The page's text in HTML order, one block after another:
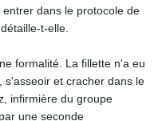
dans le protocole de
t-elle.
formalité. La fillette n'a eu
s'asseoir et cracher dans le
infirmière du groupe
une seconde